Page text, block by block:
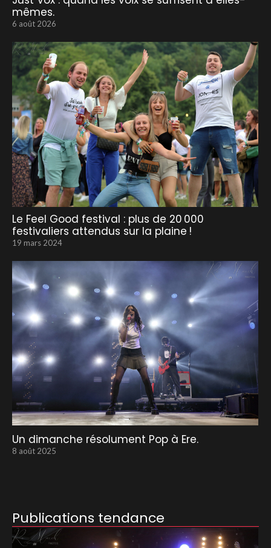
mêmes.
6 août 2026
Le Feel Good festival : plus de 20 000
festivaliers attendus sur la plaine !
19 mars 2024
Un dimanche résolument Pop à Ere.
8 août 2025
Publications tendance